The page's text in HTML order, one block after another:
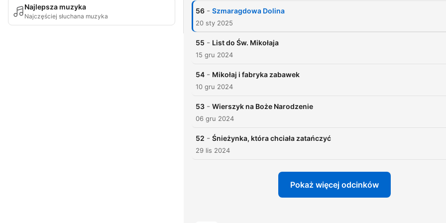
Najlepsza muzyka
Najczęściej słuchana muzyka
Treść wszystkich
znajdziesz na moim blogu
Poza nagrywaniem
56 - Szmaragdowa Dolina
20 sty 2025
55 - List do Św. Mikołaja
15 gru 2024
54 - Mikołaj i fabryka zabawek
10 gru 2024
53 - Wierszyk na Boże Narodzenie
06 gru 2024
52 - Śnieżynka, która chciała zatańczyć
29 lis 2024
Pokaż więcej odcinków